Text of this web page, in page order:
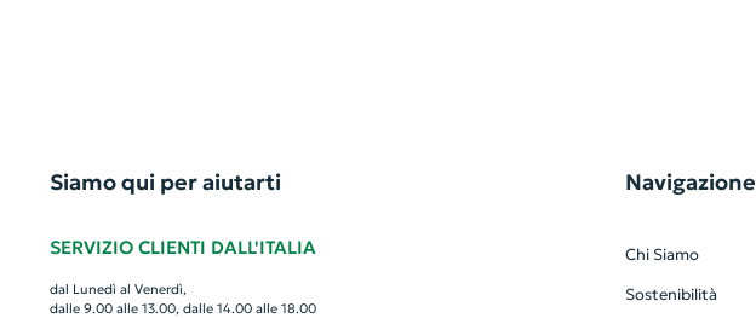
Siamo qui per aiutarti
SERVIZIO CLIENTI DALL'ITALIA
dal Lunedì al Venerdì,
dalle 9.00 alle 13.00, dalle 14.00 alle 18.00
Navigazione
Chi Siamo
Sostenibilità